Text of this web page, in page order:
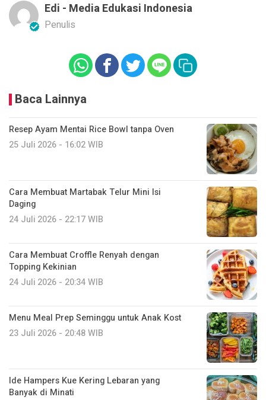
Edi - Media Edukasi Indonesia
Penulis
Baca Lainnya
Resep Ayam Mentai Rice Bowl tanpa Oven
25 Juli 2026 - 16:02 WIB
Cara Membuat Martabak Telur Mini Isi
Daging
24 Juli 2026 - 22:17 WIB
Cara Membuat Croffle Renyah dengan
Topping Kekinian
24 Juli 2026 - 20:34 WIB
Menu Meal Prep Seminggu untuk Anak Kost
23 Juli 2026 - 20:48 WIB
Ide Hampers Kue Kering Lebaran yang
Banyak di Minati